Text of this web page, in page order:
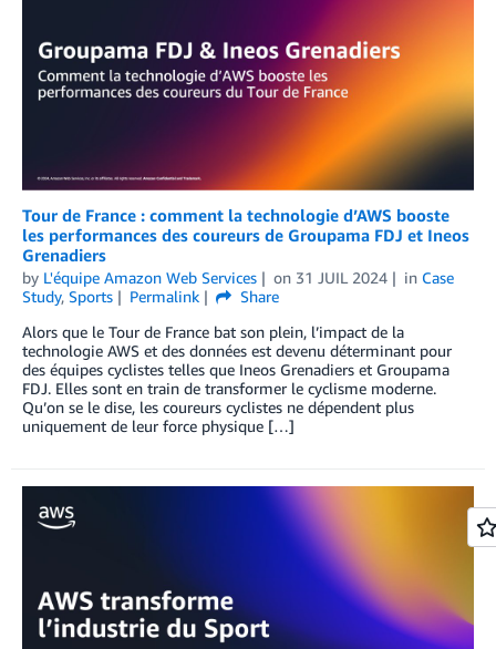
Tour de France : comment la technologie d’AWS booste
les performances des coureurs de Groupama FDJ et Ineos
Grenadiers
by L'équipe Amazon Web Services on 31 JUIL 2024 in Case
Study, Sports Permalink
Share
Alors que le Tour de France bat son plein, l’impact de la
technologie AWS et des données est devenu déterminant pour
des équipes cyclistes telles que Ineos Grenadiers et Groupama
FDJ. Elles sont en train de transformer le cyclisme moderne.
Qu’on se le dise, les coureurs cyclistes ne dépendent plus
uniquement de leur force physique […]